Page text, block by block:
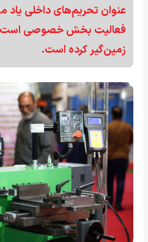
عنوان تحریم‌های داخلی یاد
فعالیت بخش خصوصی است
زمین‌گیر کرده است.